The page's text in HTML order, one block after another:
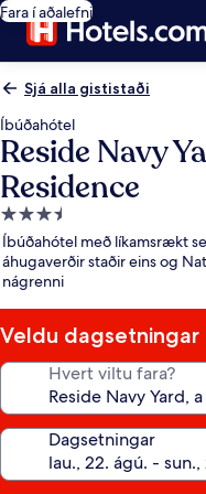
Fara í aðalefni
Sjá alla gististaði
Íbúðahótel
Reside Navy
Residence
3.5
stjörnu
gististaður
Íbúðahótel með líkamsrækt
áhugaverðir staðir eins og
nágrenni
Veldu dagsetningar
Hvert viltu fara?
Dagsetningar